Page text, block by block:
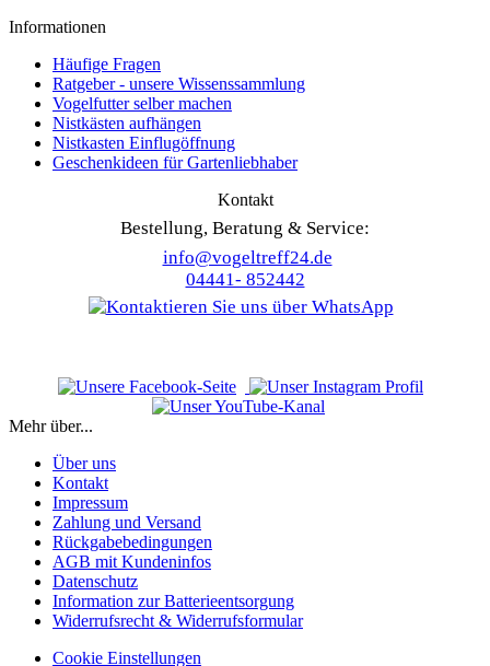
Informationen
Häufige Fragen
Ratgeber - unsere Wissenssammlung
Vogelfutter selber machen
Nistkästen aufhängen
Nistkasten Einflugöffnung
Geschenkideen für Gartenliebhaber
Kontakt
Bestellung, Beratung & Service:
info@vogeltreff24.de
04441- 852442
Mehr über...
Über uns
Kontakt
Impressum
Zahlung und Versand
Rückgabebedingungen
AGB mit Kundeninfos
Datenschutz
Information zur Batterieentsorgung
Widerrufsrecht & Widerrufsformular
Cookie Einstellungen